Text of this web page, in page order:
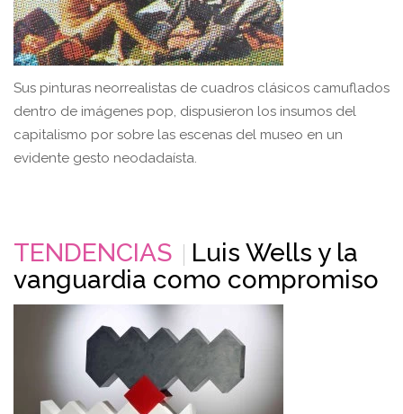
Sus pinturas neorrealistas de cuadros clásicos camuflados
dentro de imágenes pop, dispusieron los insumos del
capitalismo por sobre las escenas del museo en un
evidente gesto neodadaísta.
TENDENCIAS
Luis Wells y la
vanguardia como compromiso